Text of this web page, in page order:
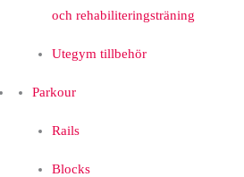
och rehabiliteringsträning
Utegym tillbehör
Parkour
Rails
Blocks